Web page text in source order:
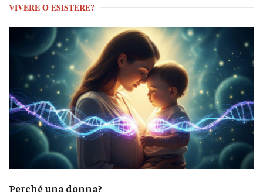
VIVERE O ESISTERE?
Perché una donna?